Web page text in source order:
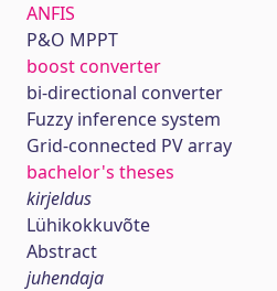
ANFIS
P&O MPPT
boost converter
bi-directional converter
Fuzzy inference system
Grid-connected PV array
bachelor's theses
kirjeldus
Lühikokkuvõte
Abstract
juhendaja